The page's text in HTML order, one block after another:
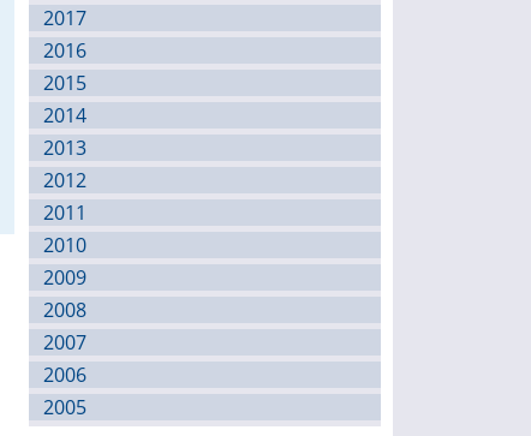
2017
2016
2015
2014
2013
2012
2011
2010
2009
2008
2007
2006
2005